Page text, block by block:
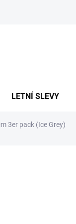
LETNÍ SLEVY
3er pack (Ice Grey)